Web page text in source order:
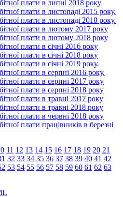
плати в липні 2018 року
плати в листопаді 2015 року.
плати в листопаді 2018 року.
плати в лютому 2017 року
плати в лютому 2018 року
плати в січні 2016 року
плати в січні 2018 року
плати в січні 2019 року.
плати в серпні 2016 року.
плати в серпні 2017 року
плати в серпні 2018 року
плати в травні 2017 року
плати в травні 2018 року
плати в червні 2018 року
плати працівників в березні
11 12 13 14 15 16 17 18 19 20 21
32 33 34 35 36 37 38 39 40 41 42
53 54 55 56 57 58 59 60 61 62 63